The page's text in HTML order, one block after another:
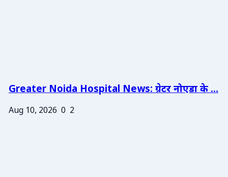
Greater Noida Hospital News: ग्रेटर नोएडा के ...
Aug 10, 2026 0 2